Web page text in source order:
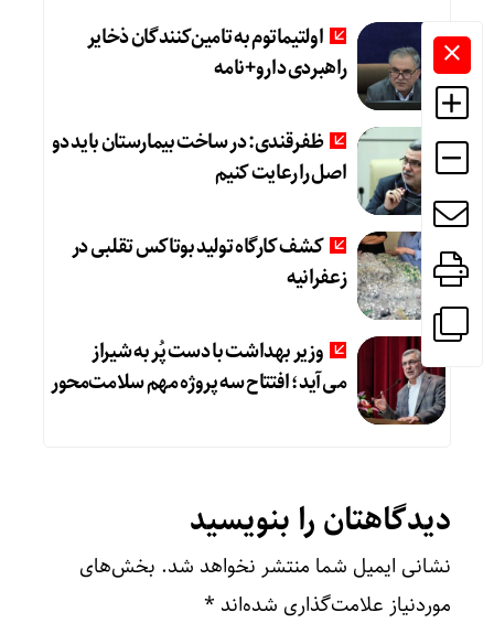
اولتیماتوم به تامین‌کنندگان ذخایر
راهبردی دارو+نامه
ظفرقندی: در ساخت بیمارستان باید دو
اصل را رعایت کنیم
کشف کارگاه تولید بوتاکس تقلبی در
زعفرانیه
وزیر بهداشت با دست پُر به شیراز
می‌آید؛ افتتاح سه پروژه مهم سلامت‌محور
دیدگاهتان را بنویسید
نشانی ایمیل شما منتشر نخواهد شد. بخش‌های
موردنیاز علامت‌گذاری شده‌اند *